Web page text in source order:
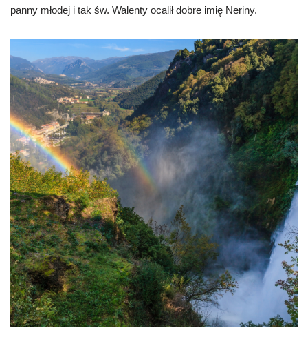
panny młodej i tak św. Walenty ocalił dobre imię Neriny.